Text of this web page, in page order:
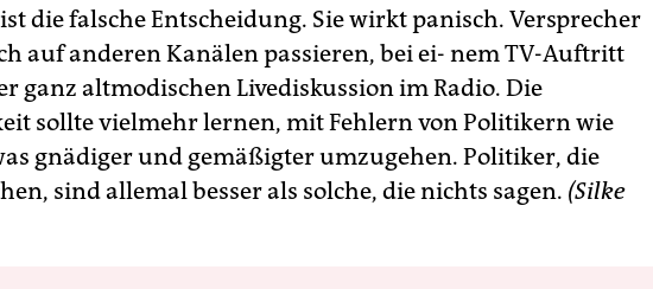
die falsche Entscheidung. Sie wirkt panisch. Versprecher
auf anderen Kanälen passieren, bei ei- nem TV-Auftritt
ganz altmodischen Livediskussion im Radio. Die
sollte vielmehr lernen, mit Fehlern von Politikern wie
gnädiger und gemäßigter umzugehen. Politiker, die
sind allemal besser als solche, die nichts sagen. (Silke